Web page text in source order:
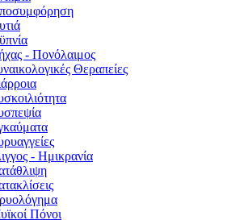
- Πονόλαιμος
Θεραπείες
- Ημικρανία
Πόνοι